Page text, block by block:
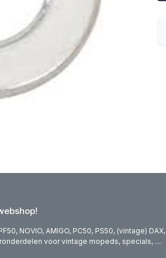
NOVIO, AMIGO, PC50, PS50, (vintage) DAX,
voor vintage mopeds, specials, ....